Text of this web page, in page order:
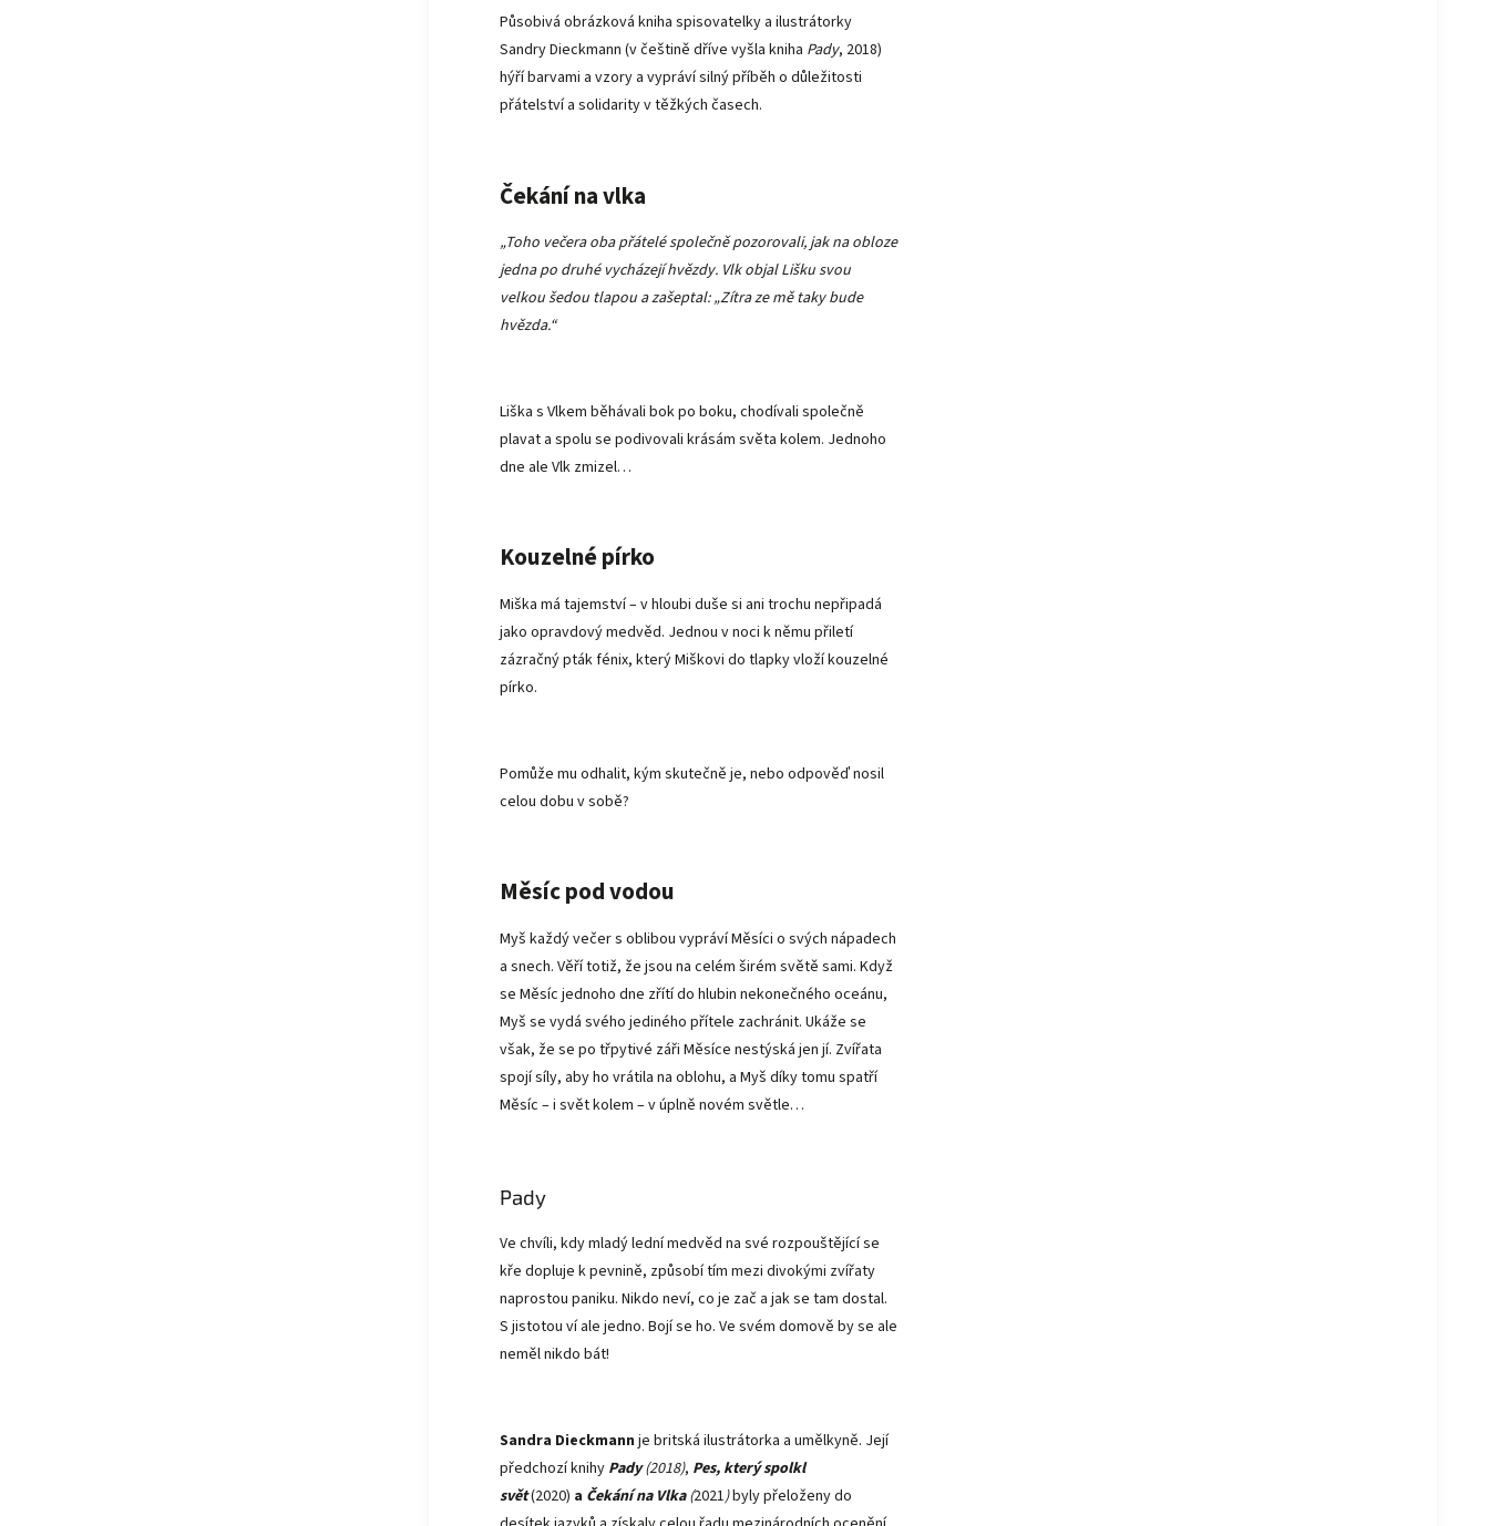
Působivá obrázková kniha spisovatelky a ilustrátorky
Sandry Dieckmann (v češtině dříve vyšla kniha Pady, 2018)
hýří barvami a vzory a vypráví silný příběh o důležitosti
přátelství a solidarity v těžkých časech.
Čekání na vlka
„Toho večera oba přátelé společně pozorovali, jak na obloze
jedna po druhé vycházejí hvězdy. Vlk objal Lišku svou
velkou šedou tlapou a zašeptal: „Zítra ze mě taky bude
hvězda.“
Liška s Vlkem běhávali bok po boku, chodívali společně
plavat a spolu se podivovali krásám světa kolem. Jednoho
dne ale Vlk zmizel…
Kouzelné pírko
Miška má tajemství – v hloubi duše si ani trochu nepřipadá
jako opravdový medvěd. Jednou v noci k němu přiletí
zázračný pták fénix, který Miškovi do tlapky vloží kouzelné
pírko.
Pomůže mu odhalit, kým skutečně je, nebo odpověď nosil
celou dobu v sobě?
Měsíc pod vodou
Myš každý večer s oblibou vypráví Měsíci o svých nápadech
a snech. Věří totiž, že jsou na celém širém světě sami. Když
se Měsíc jednoho dne zřítí do hlubin nekonečného oceánu,
Myš se vydá svého jediného přítele zachránit. Ukáže se
však, že se po třpytivé záři Měsíce nestýská jen jí. Zvířata
spojí síly, aby ho vrátila na oblohu, a Myš díky tomu spatří
Měsíc – i svět kolem – v úplně novém světle…
Pady
Ve chvíli, kdy mladý lední medvěd na své rozpouštějící se
kře dopluje k pevnině, způsobí tím mezi divokými zvířaty
naprostou paniku. Nikdo neví, co je zač a jak se tam dostal.
S jistotou ví ale jedno. Bojí se ho. Ve svém domově by se ale
neměl nikdo bát!
Sandra Dieckmann je britská ilustrátorka a umělkyně. Její
předchozí knihy Pady (2018), Pes, který spolkl
svět(2020) a Čekání na Vlka (2021)byly přeloženy do